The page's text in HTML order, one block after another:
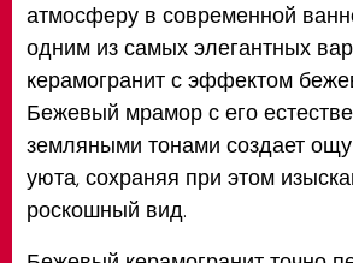
атмосферу в современной
одним из самых элегантных
керамогранит с эффектом
Бежевый мрамор с его
земляными тонами создает
уюта, сохраняя при этом
роскошный вид.